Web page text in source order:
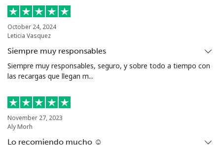
October 24, 2024
Leticia Vasquez
Siempre muy responsables
Siempre muy responsables, seguro, y sobre todo a tiempo con
las recargas que llegan m...
November 27, 2023
Aly Morh
Lo recomiendo mucho ☺️